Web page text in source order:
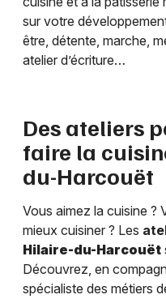
sur votre
être, détente, marche,
atelier d’écriture…
Des ateliers
faire la
du-Harcouët
Vous aimez la cuisine ?
mieux cuisiner ? Les
Hilaire-du-Harcouët
Découvrez, en
spécialiste des métiers